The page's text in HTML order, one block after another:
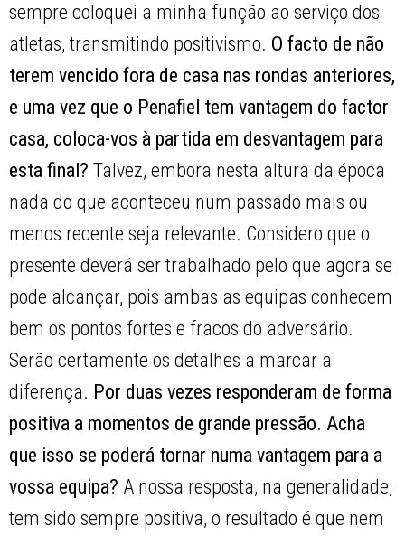
sempre coloquei a minha função ao serviço dos
atletas, transmitindo positivismo. O facto de não
terem vencido fora de casa nas rondas anteriores,
e uma vez que o Penafiel tem vantagem do factor
casa, coloca-vos à partida em desvantagem para
esta final? Talvez, embora nesta altura da época
nada do que aconteceu num passado mais ou
menos recente seja relevante. Considero que o
presente deverá ser trabalhado pelo que agora se
pode alcançar, pois ambas as equipas conhecem
bem os pontos fortes e fracos do adversário.
Serão certamente os detalhes a marcar a
diferença. Por duas vezes responderam de forma
positiva a momentos de grande pressão. Acha
que isso se poderá tornar numa vantagem para a
vossa equipa? A nossa resposta, na generalidade,
tem sido sempre positiva, o resultado é que nem